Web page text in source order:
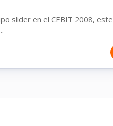
slider en el CEBIT 2008, este